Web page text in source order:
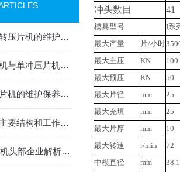
几分钟可了解旋转压片机的维护保养方法
多冲旋转式压片机与单冲压片机核心技术对比
双色片旋转式压片机的维护保养规程
环形片压片机的主要结构和工作原理是什么？
2026旋转式压片机头部企业解析：科安特的技术创新与市场地位揭秘
冲头数目
41
模具型号
I系
最大产量
片/小时
最大主压
KN
100
最大预压
KN
50
最大片径
mm
25
最大充填
mm
25
最大片厚
mm
10
最大转速
r/min
72
中模直径
mm
38.1